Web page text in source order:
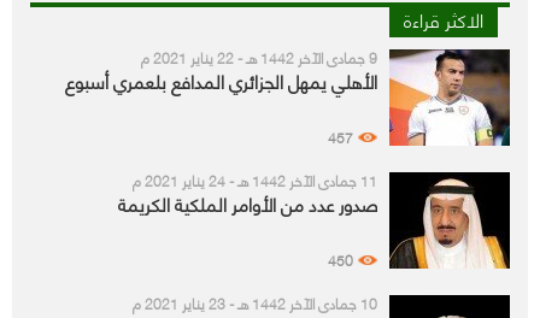
الاكثر قراءة
9 جمادى الآخر 1442 هـ - 22 يناير 2021 م
الأهلي يمهل الجزائري المدافع بلعمري أسبوع
457
11 جمادى الآخر 1442 هـ - 24 يناير 2021 م
صدور عدد من الأوامر الملكية الكريمة
450
10 جمادى الآخر 1442 هـ - 23 يناير 2021 م